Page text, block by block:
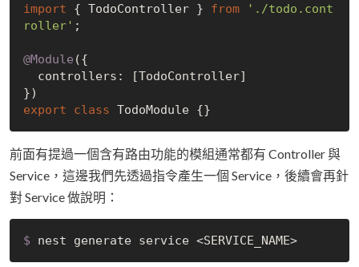
import { TodoController } from
'./todo.cont
roller' ;
@Module ({
export
class
前面有提過一個含有路由功能的模組通常都有 Controller 與
Service，這邊我們先透過指令產生一個 Service，後續會再針
對 Service 做說明：
$ nest generate service <SERVICE_NAME>